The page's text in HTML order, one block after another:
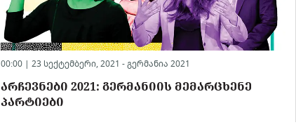
00:00 | 23 სექტემბერი, 2021 - გერმანია 2021
ᲐᲠᲩᲔᲕᲜᲔᲑᲘ 2021: ᲒᲔᲠᲛᲐᲜᲘᲘᲡ ᲛᲔᲛᲐᲠᲪᲮᲔᲜᲔ
ᲞᲐᲠᲢᲘᲔᲑᲘ